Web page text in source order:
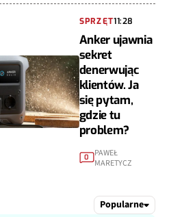
SPRZĘT11:28
Anker ujawnia
sekret
denerwując
klientów. Ja
się pytam,
gdzie tu
problem?
0
PAWEŁ
MARETYCZ
Popularne